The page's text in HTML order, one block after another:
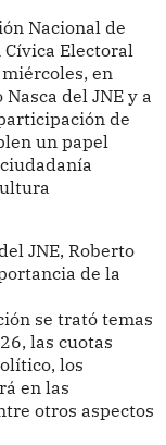
Nacional de
Electoral
en
del JNE y a
de
un papel
JNE, Roberto
de la
se trató temas
las cuotas
los
en las
otros aspectos